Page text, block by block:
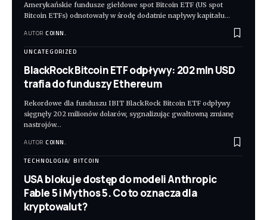
Amerykańskie fundusze giełdowe spot Bitcoin ETF (US spot
Bitcoin ETFs) odnotowały w środę dodatnie napływy kapitału…
AUTOR COINN.
UNCATEGORIZED
BlackRock Bitcoin ETF odpływy: 202 mln USD
trafia do funduszy Ethereum
Rekordowe dla funduszu IBIT BlackRock Bitcoin ETF odpływy
sięgnęły 202 milionów dolarów, sygnalizując gwałtowną zmianę
nastrojów…
AUTOR COINN.
TECHNOLOGIA BITCOIN
USA blokuje dostęp do modeli Anthropic
Fable 5 i Mythos 5. Co to oznacza dla
kryptowalut?